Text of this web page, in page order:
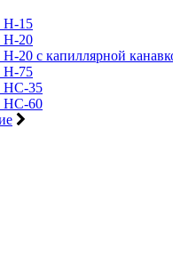
Н-15
Н-20
20 с капиллярной
Н-75
НС-35
НС-60